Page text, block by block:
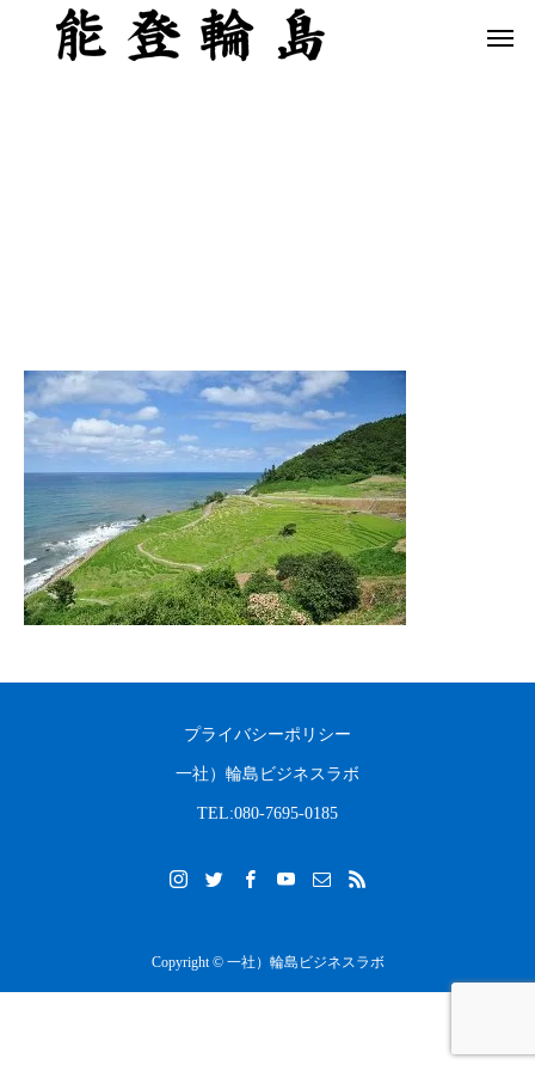
白米千枚田 あぜのきらめき（アルバム）
2023.08.31
今日の白米千枚田
2022.04.10
プライバシーポリシー
一社）輪島ビジネスラボ
TEL:080-7695-0185
Copyright © 一社）輪島ビジネスラボ